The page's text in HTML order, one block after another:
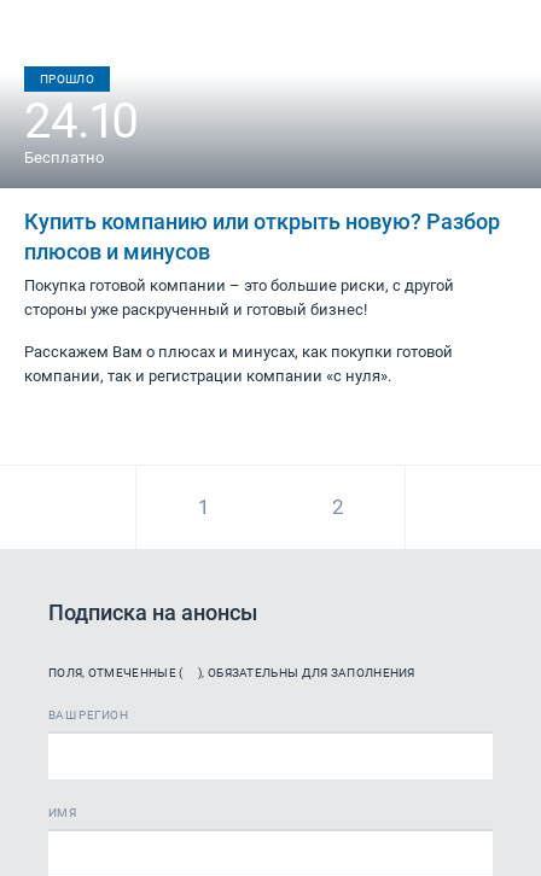
ПРОШЛО
24.10
Бесплатно
Купить компанию или открыть новую? Разбор
плюсов и минусов
Покупка готовой компании – это большие риски, с другой
стороны уже раскрученный и готовый бизнес!
Расскажем Вам о плюсах и минусах, как покупки готовой
компании, так и регистрации компании «с нуля».
1 2
Подписка на анонсы
ПОЛЯ, ОТМЕЧЕННЫЕ ( ), ОБЯЗАТЕЛЬНЫ ДЛЯ ЗАПОЛНЕНИЯ
ВАШ РЕГИОН
ИМЯ